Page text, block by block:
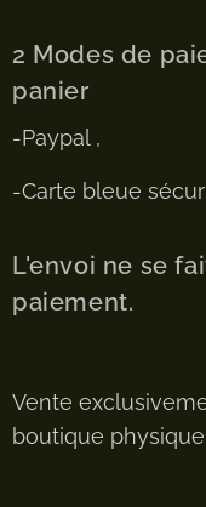
2 Modes de
panier
-Paypal ,
-Carte bleue
L'envoi ne se
paiement.
Vente
boutique physique